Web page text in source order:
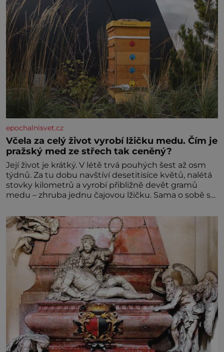
epochalnisvet.cz
Včela za celý život vyrobí lžičku medu. Čím je
pražský med ze střech tak ceněný?
Její život je krátký. V létě trvá pouhých šest až osm
týdnů. Za tu dobu navštíví desetitisíce květů, nalétá
stovky kilometrů a vyrobí přibližně devět gramů
medu – zhruba jednu čajovou lžičku. Sama o sobě se
dalšími desítkami tisíc příslušnic svého včelstva,
vznikne jeden z nejdokonalejších organismů